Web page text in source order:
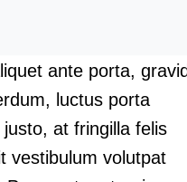
ante porta,
luctus porta
justo, at fringilla felis
vestibulum volutpat